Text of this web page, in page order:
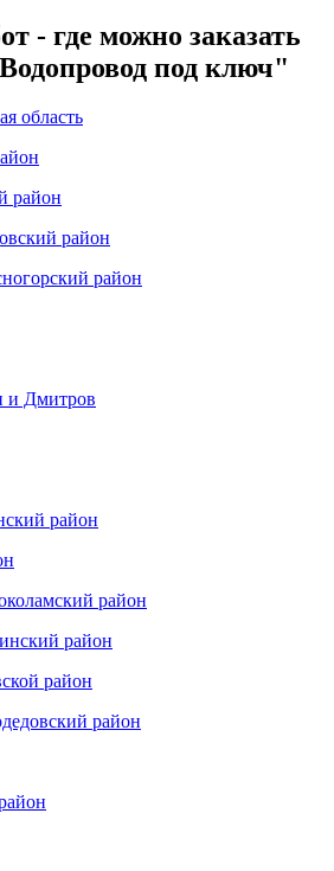
- где можно заказать
под ключ"
область
район
район
район
и Дмитров
район
район
район
район
район